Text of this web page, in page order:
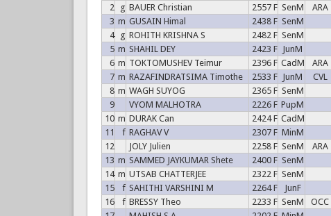
2
g BAUER Christian 2557 F SenM ARA
3 m GUSAIN Himal 2438 F SenM
4
g ROHITH KRISHNA S 2482 F SenM
5 m SHAHIL DEY 2423 F JunM
6 m TOKTOMUSHEV Teimur 2396 F CadM ARA
7 m RAZAFINDRATSIMA Timothe 2533 F JunM CVL
8 m WAGH SUYOG 2365 F SenM
9
VYOM MALHOTRA 2226 F PupM
10 m DURAK Can 2424 F CadM
11
f RAGHAV V 2307 F MinM
12
JOLY Julien 2258 F SenM ARA
13 m SAMMED JAYKUMAR Shete 2400 F SenM
14 m UTSAB CHATTERJEE 2322 F SenM
15
f SAHITHI VARSHINI M 2264 F JunF
16
f BRESSY Theo 2233 F SenM OCC